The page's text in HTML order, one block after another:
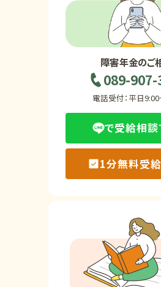
障害年金の基礎知識
障害年金の金額
Q&A・相談事例
障害年金のご
089-907-
電話受付：平日
で受給相談
1分無料受